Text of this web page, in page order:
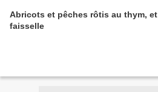
Abricots et pêches rôtis au thym, et
faisselle